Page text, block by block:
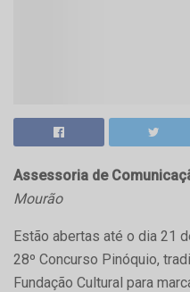
Assessoria de
Mourão
Estão abertas até o dia 21
28º Concurso Pinóquio,
Fundação Cultural para